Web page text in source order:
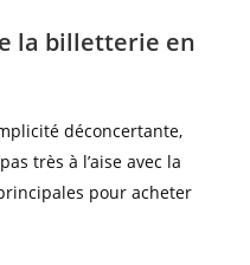
la billetterie en
déconcertante,
très à l’aise avec la
pour acheter